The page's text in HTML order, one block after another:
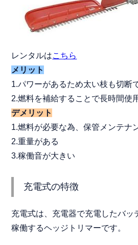
レンタルはこちら
メリット
1.パワーがあるため太い枝も切断
2.燃料を補給することで長時間使
デメリット
1.燃料が必要な為、保管メンテナ
2.重量がある
3.稼働音が大きい
充電式の特徴
充電式は、充電器で充電したバッ
稼働するヘッジトリマーです。